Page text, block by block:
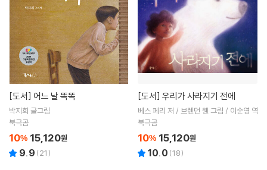
[도서] 어느 날 똑똑
박지희 글그림
북극곰
10% 15,120원
9.9 (21)
[도서] 우리가 사라지기 전에
베스 페리 저 / 브렌던 웬 그림 / 이순영 역
북극곰
10% 15,120원
10.0 (18)